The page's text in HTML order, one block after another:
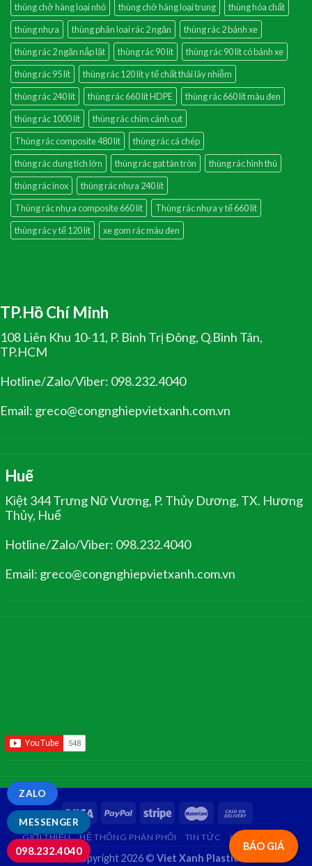
thùng chở hàng loại nhỏ
thùng chở hàng loại trung
thùng hóa chất
thùng nhựa
thùng phân loai rác 2 ngăn
thùng rác 2 bánh xe
thùng rác 2 ngăn nắp lật
thùng rác 90 lít
thùng rác 90 lít có bánh xe
thùng rác 95 lít
thùng rác 120 lít y tế chất thải lây nhiễm
thùng rác 240 lít
thùng rác 660 lít HDPE
thùng rác 660 lít màu đen
thùng rác 1000 lít
thùng rác chim cánh cụt
Thùng rác composite 480 lít
thùng rác cá chép
thùng rác dung tích lớn
thùng rác gạt tàn tròn
thùng rác hình thú
thùng rác inox
thùng rác nhựa 240 lít
Thùng rác nhựa composite 660 lít
Thùng rác nhựa y tế 660 lít
thùng rác y tế 120 lít
xe gom rác màu đen
TP.Hồ Chí Minh
108 Liên Khu 10-11, P. Bình Trị Đông, Q.Bình Tân,
TP.HCM
Hotline/Zalo/Viber: 098.232.4040
Email: greco@congnghiepvietxanh.com.vn
Huế
Kiệt 344 Trưng Nữ Vương, P. Thủy Dương, TX. Hương
Thủy, Huế
Hotline/Zalo/Viber: 098.232.4040
Email: greco@congnghiepvietxanh.com.vn
BÁO GIÁ
GIỚI THIỆU HỆ THỐNG PHÂN PHỐI TIN TỨC LIÊN HỆ
Copyright 2026 © Viet Xanh Plastic
MESSENGER
ZALO
098.232.4040